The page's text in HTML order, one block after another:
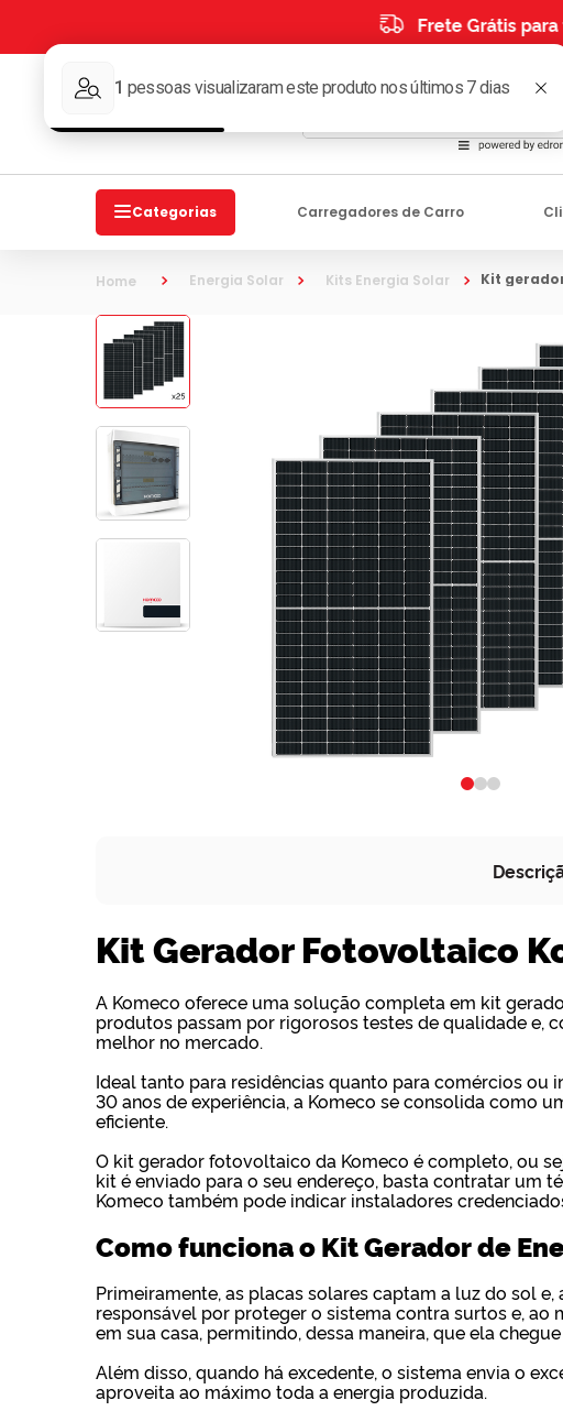
O que você procura?
Categorias Carregadores de Carro
Energia Solar Kits Energia Solar kit
Kit Gerador Fotovoltaico
A Komeco oferece uma solução completa em kit
produtos passam por rigorosos testes de qualidade e,
melhor no mercado.
Ideal tanto para residências quanto para comércios ou
30 anos de experiência, a Komeco se consolida como
eficiente.
O kit gerador fotovoltaico da Komeco é completo, ou
kit é enviado para o seu endereço, basta contratar um
Komeco também pode indicar instaladores
Como funciona o Kit Gerador de
Primeiramente, as placas solares captam a luz do sol
responsável por proteger o sistema contra surtos e,
em sua casa, permitindo, dessa maneira, que ela
Além disso, quando há excedente, o sistema envia o
aproveita ao máximo toda a energia produzida.